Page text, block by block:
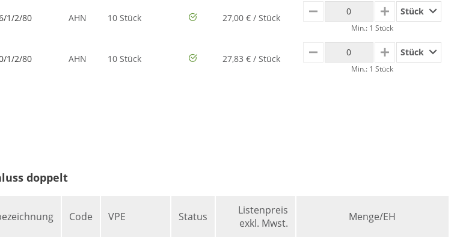
1/2/80 AHN 10 Stück 27,00 € / Stück MINUS PLUSStück
Min.: 1 Stück
1/2/80 AHN 10 Stück 27,83 € / Stück MINUS PLUSStück
Min.: 1 Stück
doppelt
Code VPE Status
Listenpreis
exkl. Mwst.
Menge/EH